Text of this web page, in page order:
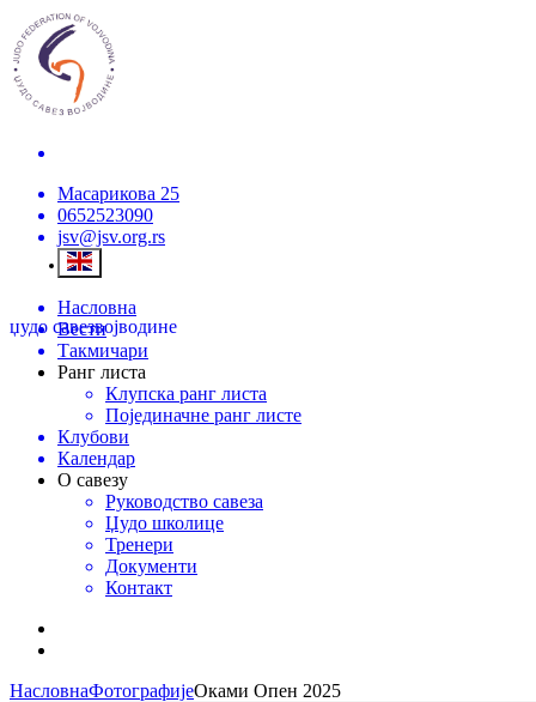
Масарикова 25
0652523090
jsv@jsv.org.rs
џудо савезвојводине
Насловна
Вести
Такмичари
Ранг листа
Клупска ранг листа
Појединачне ранг листе
Клубови
Календар
О савезу
Руководство савеза
Џудо школице
Тренери
Документи
Контакт
НасловнаФотографијеОками Опен 2025